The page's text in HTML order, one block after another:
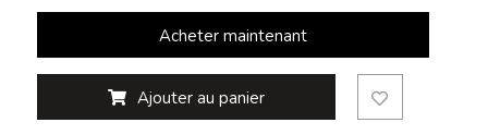
Acheter maintenant
Ajouter au panier